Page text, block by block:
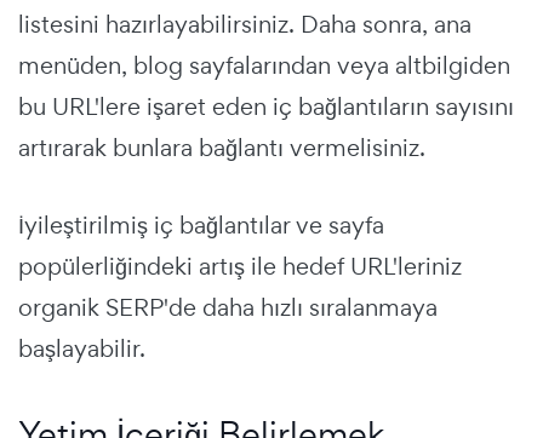
listesini hazırlayabilirsiniz. Daha sonra, ana
menüden, blog sayfalarından veya altbilgiden
bu URL'lere işaret eden iç bağlantıların sayısını
artırarak bunlara bağlantı vermelisiniz.
İyileştirilmiş iç bağlantılar ve sayfa
popülerliğindeki artış ile hedef URL'leriniz
organik SERP'de daha hızlı sıralanmaya
başlayabilir.